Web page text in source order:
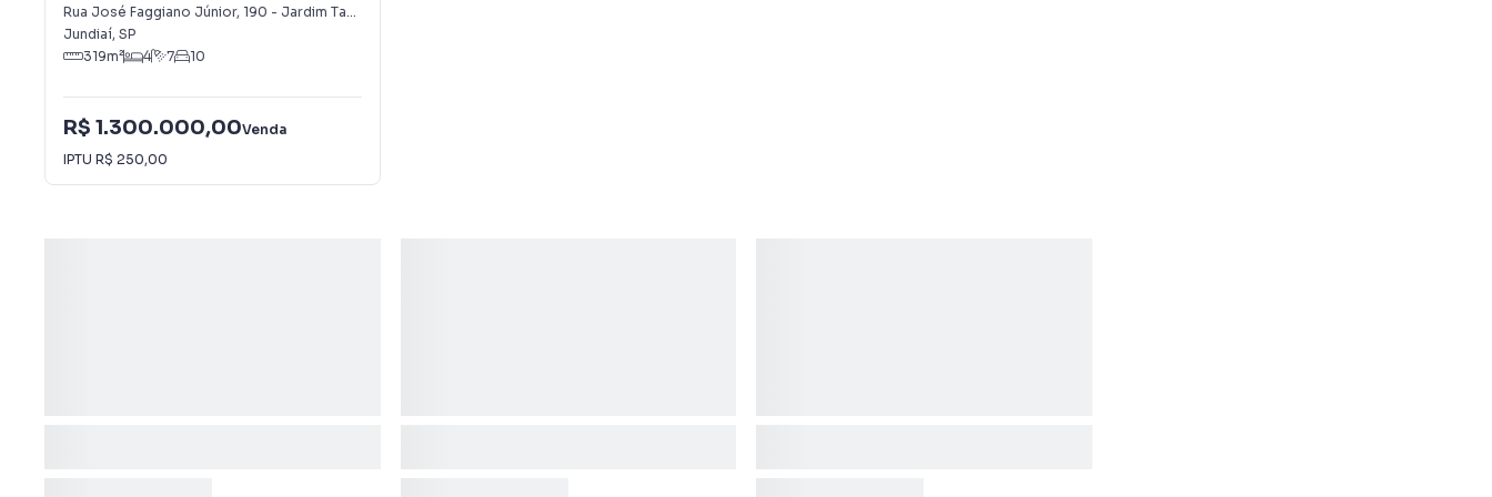
Rua José Faggiano Júnior, 190 - Jardim Tannus
Jundiaí, SP
319m² 4 7 10
R$ 1.300.000,00Venda
IPTU R$ 250,00